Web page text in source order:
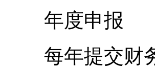
年度申报
每年提交财务